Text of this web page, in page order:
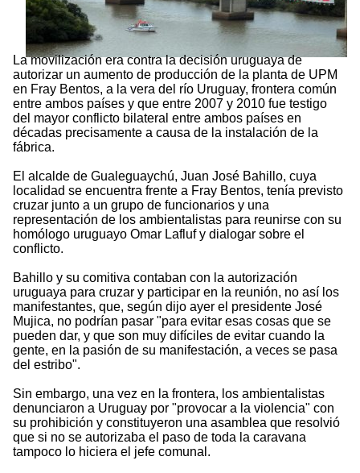
La movilización era contra la decisión uruguaya de
autorizar un aumento de producción de la planta de UPM
en Fray Bentos, a la vera del río Uruguay, frontera común
entre ambos países y que entre 2007 y 2010 fue testigo
del mayor conflicto bilateral entre ambos países en
décadas precisamente a causa de la instalación de la
fábrica.
El alcalde de Gualeguaychú, Juan José Bahillo, cuya
localidad se encuentra frente a Fray Bentos, tenía previsto
cruzar junto a un grupo de funcionarios y una
representación de los ambientalistas para reunirse con su
homólogo uruguayo Omar Lafluf y dialogar sobre el
conflicto.
Bahillo y su comitiva contaban con la autorización
uruguaya para cruzar y participar en la reunión, no así los
manifestantes, que, según dijo ayer el presidente José
Mujica, no podrían pasar "para evitar esas cosas que se
pueden dar, y que son muy difíciles de evitar cuando la
gente, en la pasión de su manifestación, a veces se pasa
del estribo".
Sin embargo, una vez en la frontera, los ambientalistas
denunciaron a Uruguay por "provocar a la violencia" con
su prohibición y constituyeron una asamblea que resolvió
que si no se autorizaba el paso de toda la caravana
tampoco lo hiciera el jefe comunal.